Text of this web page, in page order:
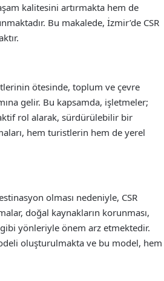
kalitesini artırmakta hem de
Bu makalede, İzmir’de CSR
ötesinde, toplum ve çevre
gelir. Bu kapsamda, işletmeler;
rol alarak, sürdürülebilir bir
hem turistlerin hem de yerel
olması nedeniyle, CSR
doğal kaynakların korunması,
yönleriyle önem arz etmektedir.
oluşturulmakta ve bu model, hem